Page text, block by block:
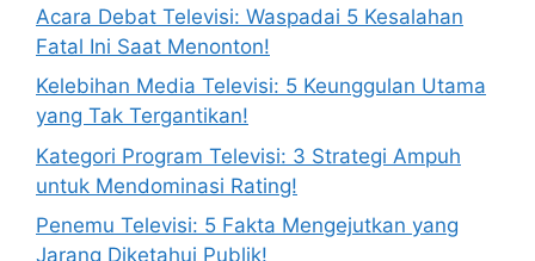
Acara Debat Televisi: Waspadai 5 Kesalahan
Fatal Ini Saat Menonton!
Kelebihan Media Televisi: 5 Keunggulan Utama
yang Tak Tergantikan!
Kategori Program Televisi: 3 Strategi Ampuh
untuk Mendominasi Rating!
Penemu Televisi: 5 Fakta Mengejutkan yang
Jarang Diketahui Publik!